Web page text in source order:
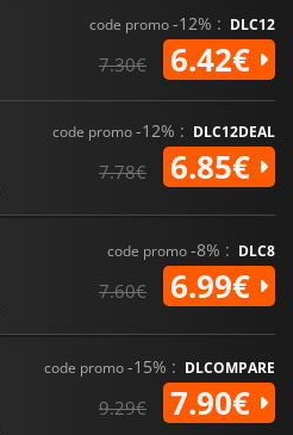
code promo-12% : DLC12
7.30€ 6.42€
code promo-12% : DLC12DEAL
7.78€ 6.85€
code promo-8% : DLC8
7.60€ 6.99€
code promo-15% : DLCOMPARE
9.29€ 7.90€